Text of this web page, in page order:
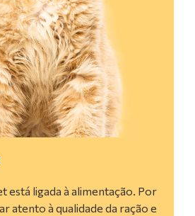
está ligada à alimentação. Por
atento à qualidade da ração e